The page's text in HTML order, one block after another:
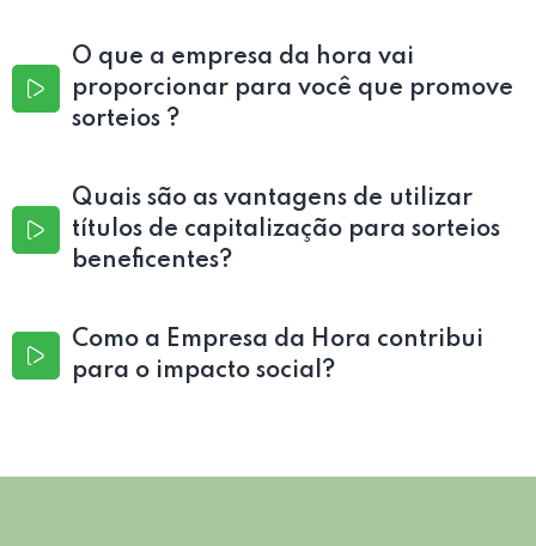
O que a empresa da hora vai
proporcionar para você que promove
sorteios ?
Quais são as vantagens de utilizar
títulos de capitalização para sorteios
beneficentes?
Como a Empresa da Hora contribui
para o impacto social?